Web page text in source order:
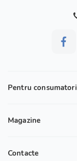
Pentru consumatori
Magazine
Contacte